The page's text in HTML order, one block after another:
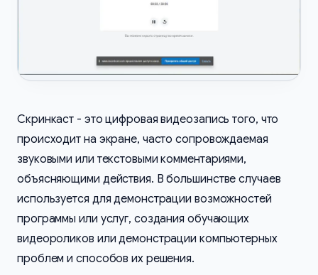
Скринкаст - это цифровая видеозапись того, что
происходит на экране, часто сопровождаемая
звуковыми или текстовыми комментариями,
объясняющими действия. В большинстве случаев
используется для демонстрации возможностей
программы или услуг, создания обучающих
видеороликов или демонстрации компьютерных
проблем и способов их решения.